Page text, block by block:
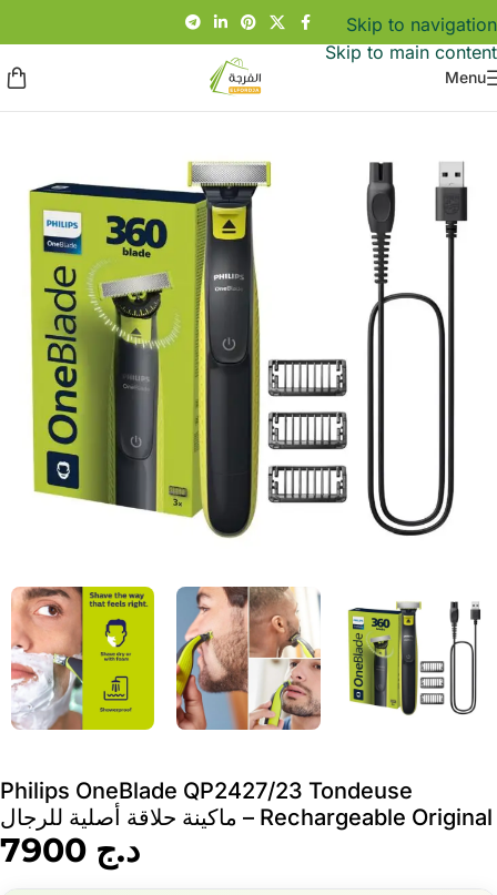
Skip to navigation
Skip to main content
Menu
Philips OneBlade QP2427/23 Tondeuse
Rechargeable Original – ماكينة حلاقة أصلية للرجال
د.ج